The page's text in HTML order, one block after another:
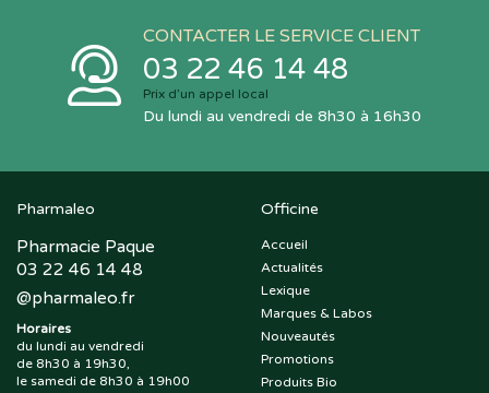
CONTACTER LE SERVICE CLIENT
03 22 46 14 48
Prix d’un appel local
Du lundi au vendredi de 8h30 à 16h30
Pharmaleo
Pharmacie Paque
03 22 46 14 48
@pharmaleo.fr
Horaires
du lundi au vendredi
de 8h30 à 19h30,
le samedi de 8h30 à 19h00
Officine
Accueil
Actualités
Lexique
Marques & Labos
Nouveautés
Promotions
Produits Bio